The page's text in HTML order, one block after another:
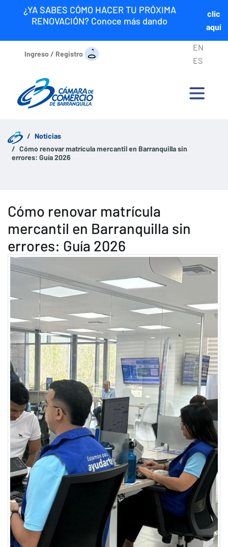
¿YA SABES CÓMO HACER TU PRÓXIMA
RENOVACIÓN? Conoce más dando
clic
aquí
Ingreso / Registro
EN
ES
Noticias
Cómo renovar matrícula mercantil en Barranquilla sin
errores: Guía 2026
Cómo renovar matrícula
mercantil en Barranquilla sin
errores: Guía 2026